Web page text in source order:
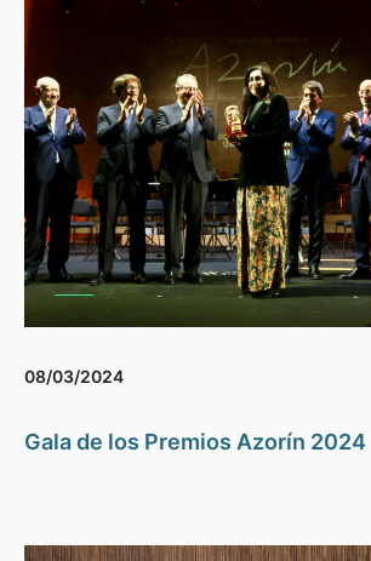
08/03/2024
Gala de los Premios Azorín 2024